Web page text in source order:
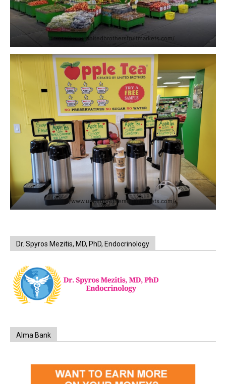
https://www.unitedbrothersfruitmarkets.com/
https://www.unitedbrothersfruitmarkets.com/
Dr. Spyros Mezitis, MD, PhD, Endocrinology
Alma Bank